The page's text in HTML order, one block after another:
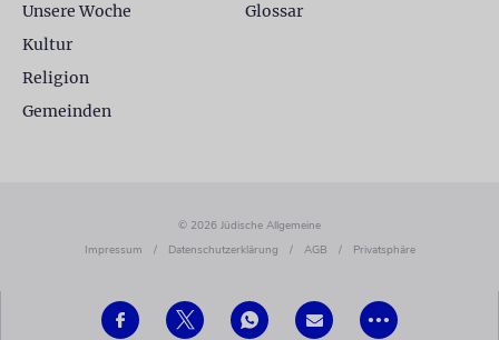
•••
Unsere Woche
Kultur
Religion
Gemeinden
Glossar
© 2026 Jüdische Allgemeine
Impressum
/ Datenschutzerklärung / AGB / Privatsphäre